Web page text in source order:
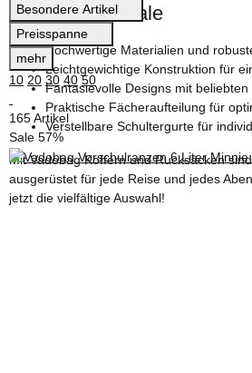
Produktmerkmale
Hochwertige Materialien und
Leichtgewichtige Konstruktion für
Fantasievolle Designs mit
Praktische Fächeraufteilung für
Verstellbare Schultergurte für
Mit Vadobag Koffern und Rucksäcken
ausgerüstet für jede Reise und jedes
jetzt die vielfältige Auswahl!
Besondere Artikel
Preisspanne
mehr
10 20 30 40 50
165 Artikel
Sale 57%